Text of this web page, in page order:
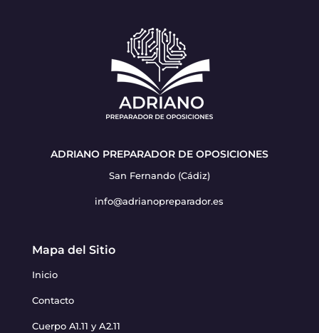
ADRIANO PREPARADOR DE OPOSICIONES
San Fernando (Cádiz)
info@adrianopreparador.es
Mapa del Sitio
Inicio
Contacto
Cuerpo A1.11 y A2.11